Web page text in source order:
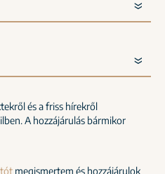
és a friss hírekről
A hozzájárulás bármikor
megismertem és hozzájárulok